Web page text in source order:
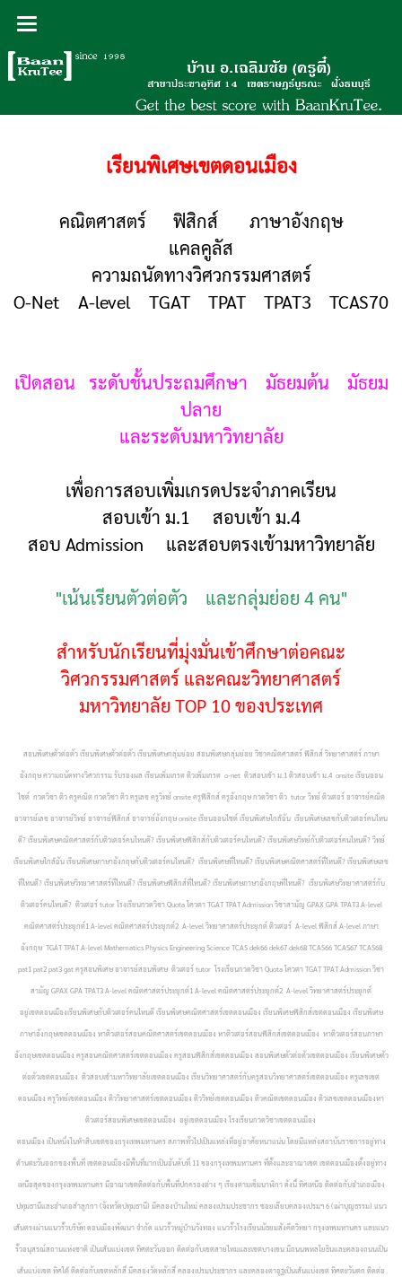
เรียนพิเศษเขตดอนเมือง
คณิตศาสตร์ ฟิสิกส์ ภาษาอังกฤษ
แคลคูลัส
ความถนัดทางวิศวกรรมศาสตร์
O-Net A-level TGAT TPAT TPAT3 TCAS70
เปิดสอน ระดับชั้นประถมศึกษา มัธยมต้น มัธยม
ปลาย
และระดับมหาวิทยาลัย
เพื่อการสอบเพิ่มเกรดประจำภาคเรียน
สอบเข้า ม.1 สอบเข้า ม.4
สอบ Admission และสอบตรงเข้ามหาวิทยาลัย
"เน้นเรียนตัวต่อตัว และกลุ่มย่อย 4 คน"
สำหรับนักเรียนที่มุ่งมั่นเข้าศึกษาต่อคณะ
วิศวกรรมศาสตร์ และคณะวิทยาศาสตร์
มหาวิทยาลัย TOP 10 ของประเทศ
สอนพิเศษตัวต่อตัว เรียนพิเศษตัวต่อตัว เรียนพิเศษกลุ่มย่อย สอนพิเศษกลุ่มย่อย วิชาคณิตศาสตร์ ฟิสิกส์ วิทยาศาสตร์ ภาษา
อังกฤษ ความถนัดทางวิศวกรรม รับรองผล เรียนเพิ่มเกรด ติวเพิ่มเกรด o-net ติวสอบเข้า ม.1 ติวสอบเข้า ม.4 onsite เรียนออน
ไซต์ กวดวิชา ติว ครูคณิต กวดวิชา ติว ครูเลข ครูวิทย์ onsite ครูฟิสิกส์ ครูอังกฤษ กวดวิชา ติว tutor วิทย์ ติวเตอร์ อาจารย์คณิต
อาจารย์เลข อาจารย์วิทย์ อาจารย์ฟิสิกส์ อาจารย์อังกฤษ onsite เรียนออนไซต์ เรียนพิเศษใกล้ฉัน เรียนพิเศษเลขกับติวเตอร์คนไหน
ดี? เรียนพิเศษคณิตศาสตร์กับติวเตอร์คนไหนดี? เรียนพิเศษฟิสิกส์กับติวเตอร์คนไหนดี? เรียนพิเศษวิทย์กับติวเตอร์คนไหนดี? วิทย์
เรียนพิเศษใกล้ฉัน เรียนพิเศษภาษาอังกฤษกับติวเตอร์คนไหนดี? เรียนพิเศษที่ไหนดี? เรียนพิเศษคณิตศาสตร์ที่ไหนดี? เรียนพิเศษเลข
ที่ไหนดี? เรียนพิเศษวิทยาศาสตร์ที่ไหนดี? เรียนพิเศษฟิสิกส์ที่ไหนดี? เรียนพิเศษภาษาอังกฤษที่ไหนดี? เรียนพิเศษวิทยาศาสตร์กับ
ติวเตอร์คนไหนดี? ติวเตอร์ tutor โรงเรียนกวดวิชา Quota โควตา TGAT TPAT Admission วิชาสามัญ GPAX GPA TPAT3 A-level
คณิตศาสตร์ประยุกต์1 A-level คณิตศาสตร์ประยุกต์2 A-level วิทยาศาสตร์ประยุกต์ ติวเตอร์ A-level ฟิสิกส์ A-level ภาษา
อังกฤษ TGAT TPAT A-level Mathematics Physics Engineering Science TCAS dek66 dek67 dek68 TCAS66 TCAS67 TCAS68
pat1 pat2 pat3 gat ครูสอนพิเศษ อาจารย์สอนพิเศษ ติวเตอร์ tutor โรงเรียนกวดวิชา Quota โควตา TGAT TPAT Admission วิชา
สามัญ GPAX GPA TPAT3 A-level คณิตศาสตร์ประยุกต์1 A-level คณิตศาสตร์ประยุกต์2 A-level วิทยาศาสตร์ประยุกต์
อยู่เขตดอนเมืองเรียนพิเศษกับติวเตอร์คนไหนดี เรียนพิเศษคณิตศาสตร์เขตดอนเมือง เรียนพิเศษฟิสิกส์เขตดอนเมือง เรียนพิเศษ
ภาษาอังกฤษเขตดอนเมือง หาติวเตอร์สอนคณิตศาสตร์เขตดอนเมือง หาติวเตอร์สอนฟิสิกส์เขตดอนเมือง หาติวเตอร์สอนภาษา
อังกฤษเขตดอนเมือง ครูสอนคณิตศาสตร์เขตดอนเมือง ครูสอนฟิสิกส์เขตดอนเมือง สอนพิเศษตัวต่อตัวเขตดอนเมือง เรียนพิเศษตัว
ต่อตัวเขตดอนเมือง ติวสอบเข้ามหาวิทยาลัยเขตดอนเมือง เรียนวิทยาศาสตร์กับครูสอนวิทยาศาสตร์เขตดอนเมือง ครูเลขเขต
ดอนเมือง ครูวิทย์เขตดอนเมือง ติววิทยาศาสตร์เขตดอนเมือง ติววิทย์เขตดอนเมือง ติวคณิตเขตดอนเมือง ติวเลขเขตดอนเมืองหา
ติวเตอร์สอนพิเศษเขตดอนเมือง อยู่เขตดอนเมือง โรงเรียนกวดวิชาเขตดอนเมือง
ดอนเมือง เป็นหนึ่งในห้าสิบเขตของกรุงเทพมหานคร สภาพทั่วไปเป็นแหล่งที่อยู่อาศัยหนาแน่น โดยมีแหล่งสถาบันราชการอยู่ทาง
ด้านตะวันออกของพื้นที่ เขตดอนเมืองมีพื้นที่มากเป็นอันดับที่ 11 ของกรุงเทพมหานคร ที่ตั้งและอาณาเขต เขตดอนเมืองตั้งอยู่ทาง
เหนือสุดของกรุงเทพมหานคร มีอาณาเขตติดต่อกับพื้นที่ปกครองต่าง ๆ เรียงตามเข็มนาฬิกา ดังนี้ ทิศเหนือ ติดต่อกับอำเภอเมือง
ปทุมธานีและอำเภอลำลูกกา (จังหวัดปทุมธานี) มีคลองบ้านใหม่ คลองเปรมประชากร ซอยเลียบคลองเปรมฯ 6 (เผ่าบุญธรรม) แนว
เส้นตรงผ่านแนวรั้วบริษัท ดอนเมืองพัฒนา จำกัด แนวรั้วหมู่บ้านวังทอง แนวรั้วโรงเรียนมัธยมสังคีตวิทยา กรุงเทพมหานคร และแนว
รั้วอนุสรณ์สถานแห่งชาติ เป็นเส้นแบ่งเขต ทิศตะวันออก ติดต่อกับเขตสายไหมและเขตบางเขน มีถนนพหลโยธินและคลองถนนเป็น
เส้นแบ่งเขต ทิศใต้ ติดต่อกับเขตหลักสี่ มีคลองวัดหลักสี่ คลองเปรมประชากร และคลองตาอูฐเป็นเส้นแบ่งเขต ทิศตะวันตก ติดต่อ